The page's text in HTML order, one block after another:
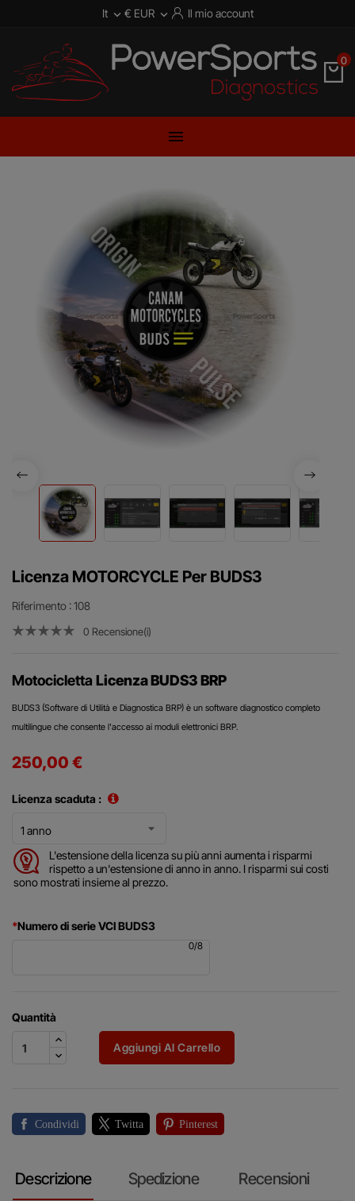
It  € EUR  Il mio account
0

Licenza MOTORCYCLE Per BUDS3
Riferimento : 108
0 Recensione(i)
Motocicletta Licenza BUDS3 BRP
BUDS3 (Software di Utilità e Diagnostica BRP) è un software diagnostico completo
multilingue che consente l'accesso ai moduli elettronici BRP.
250,00 €
Licenza scaduta :
L'estensione della licenza su più anni aumenta i risparmi
rispetto a un'estensione di anno in anno. I risparmi sui costi
sono mostrati insieme al prezzo.
*Numero di serie VCI BUDS3
0/8
Quantità
Aggiungi Al Carrello
Condividi Twitta Pinterest
Descrizione Spedizione Recensioni